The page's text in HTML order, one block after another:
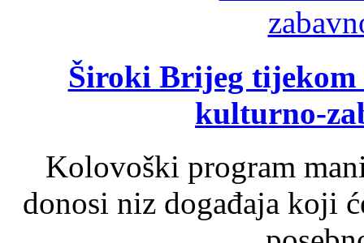
Široki Brijeg tijekom
kulturno-
Kolovoški program
donosi niz događaja koji